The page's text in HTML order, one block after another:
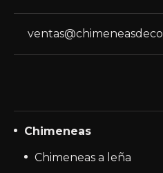
Chimeneas
Chimeneas a leña